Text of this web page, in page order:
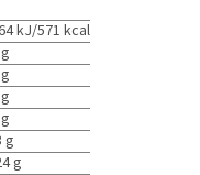
kJ/571 kcal
g
g